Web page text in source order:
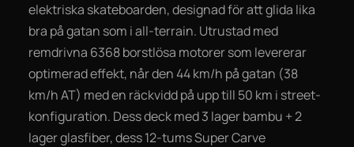
elektriska skateboarden, designad för att glida lika
bra på gatan som i all-terrain. Utrustad med
remdrivna 6368 borstlösa motorer som levererar
optimerad effekt, når den 44 km/h på gatan (38
km/h AT) med en räckvidd på upp till 50 km i street-
konfiguration. Dess deck med 3 lager bambu + 2
lager glasfiber, dess 12-tums Super Carve